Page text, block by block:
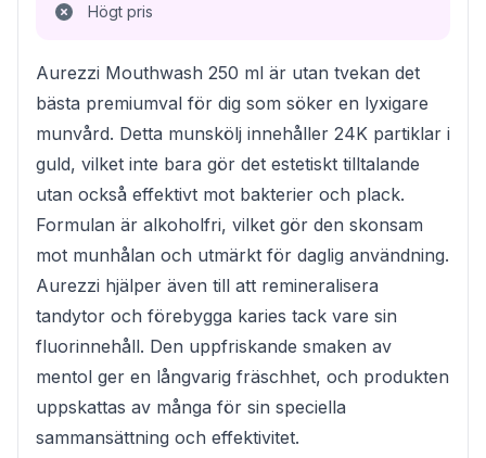
Högt pris
Aurezzi Mouthwash 250 ml är utan tvekan det
bästa premiumval för dig som söker en lyxigare
munvård. Detta munskölj innehåller 24K partiklar i
guld, vilket inte bara gör det estetiskt tilltalande
utan också effektivt mot bakterier och plack.
Formulan är alkoholfri, vilket gör den skonsam
mot munhålan och utmärkt för daglig användning.
Aurezzi hjälper även till att remineralisera
tandytor och förebygga karies tack vare sin
fluorinnehåll. Den uppfriskande smaken av
mentol ger en långvarig fräschhet, och produkten
uppskattas av många för sin speciella
sammansättning och effektivitet.